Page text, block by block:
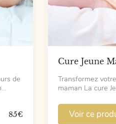
de
85€
Cure Jeune
Transformez
maman La cure
Voir ce